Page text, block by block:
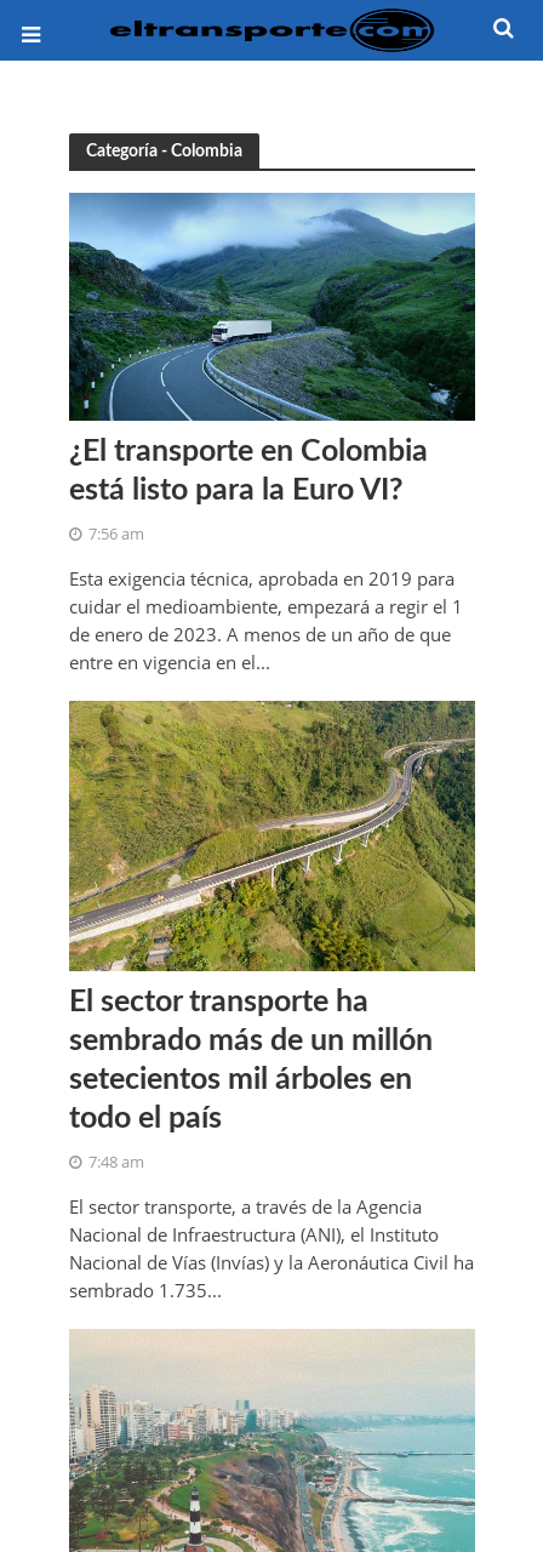
Categoría - Colombia
¿El transporte en Colombia
está listo para la Euro VI?
7:56 am
Esta exigencia técnica, aprobada en 2019 para
cuidar el medioambiente, empezará a regir el 1
de enero de 2023. A menos de un año de que
entre en vigencia en el...
El sector transporte ha
sembrado más de un millón
setecientos mil árboles en
todo el país
7:48 am
El sector transporte, a través de la Agencia
Nacional de Infraestructura (ANI), el Instituto
Nacional de Vías (Invías) y la Aeronáutica Civil ha
sembrado 1.735...